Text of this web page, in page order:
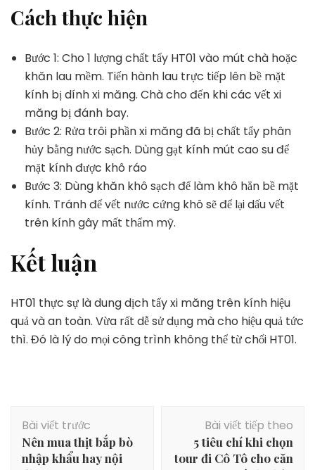
Cách thực hiện
Bước 1: Cho 1 lượng chất tẩy HT01 vào mút chà hoặc
khăn lau mềm. Tiến hành lau trực tiếp lên bề mặt
kính bị dính xi măng. Chà cho đến khi các vết xi
măng bị đánh bay.
Bước 2: Rửa trôi phần xi măng đã bị chất tẩy phân
hủy bằng nước sạch. Dùng gạt kính mút cao su để
mặt kính được khô ráo
Bước 3: Dùng khăn khô sạch để làm khô hẳn bề mặt
kính. Tránh để vết nước cứng khô sẽ để lại dấu vết
trên kính gây mất thẩm mỹ.
Kết luận
HT01 thực sự là dung dịch tẩy xi măng trên kính hiệu
quả và an toàn. Vừa rất dễ sử dụng mà cho hiệu quả tức
thì. Đó là lý do mọi công trình không thể từ chối HT01.
Điều
hướng
bài
Bài viết trước
Nên mua thịt bắp bò
nhập khẩu hay nội
Bài viết tiếp theo
5 tiêu chí khi chọn
tour đi Cô Tô cho căn